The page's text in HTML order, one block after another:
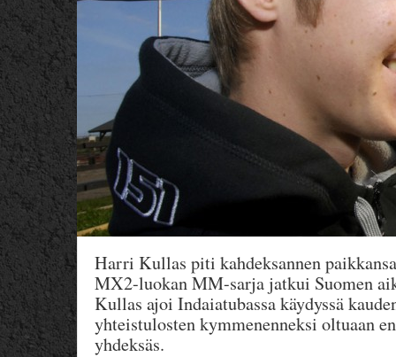
Harri Kullas piti kahdeksannen
MX2-luokan MM-sarja jatkui Suomen
Kullas ajoi Indaiatubassa käydyssä
yhteistulosten kymmenenneksi oltuaan
yhdeksäs.